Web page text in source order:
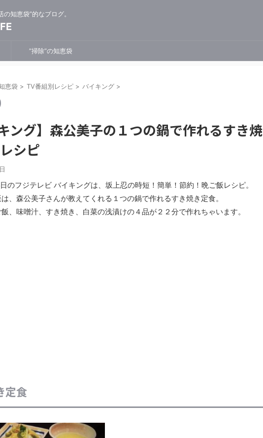
知恵袋”的なブログ。
”掃除”の知恵袋
恵袋 > TV番組別レシピ > バイキング >
キング】森公美子の１つの鍋で作れるすき焼
シピ
のフジテレビ バイキングは、坂上忍の時短！簡単！節約！晩ご飯レシピ。
、森公美子さんが教えてくれる１つの鍋で作れるすき焼き定食。
、味噌汁、すき焼き、白菜の浅漬けの４品が２２分で作れちゃいます。
定食